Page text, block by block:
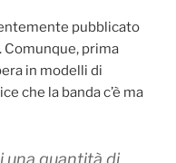
pubblicato
Comunque, prima
in modelli di
che la banda c’è ma
una quantità di